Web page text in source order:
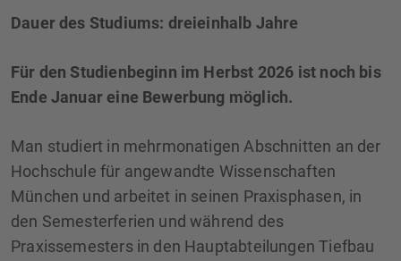
Dauer des Studiums: dreieinhalb Jahre
Für den Studienbeginn im Herbst 2026 ist noch bis
Ende Januar eine Bewerbung möglich.
Man studiert in mehrmonatigen Abschnitten an der
Hochschule für angewandte Wissenschaften
München und arbeitet in seinen Praxisphasen, in
den Semesterferien und während des
Praxissemesters in den Hauptabteilungen Tiefbau